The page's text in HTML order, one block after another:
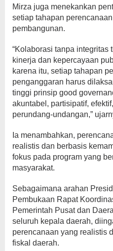
Mirza juga menekankan
setiap tahapan
pembangunan.
“Kolaborasi tanpa integritas
kinerja dan kepercayaan
karena itu, setiap tahapan
penganggaran harus
tinggi prinsip good
akuntabel, partisipatif,
perundang-undangan,”
Ia menambahkan,
realistis dan berbasis
fokus pada program yang
masyarakat.
Sebagaimana arahan
Pembukaan Rapat
Pemerintah Pusat dan
seluruh kepala daerah,
perencanaan yang realistis
fiskal daerah.